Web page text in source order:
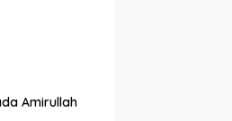
Amirullah